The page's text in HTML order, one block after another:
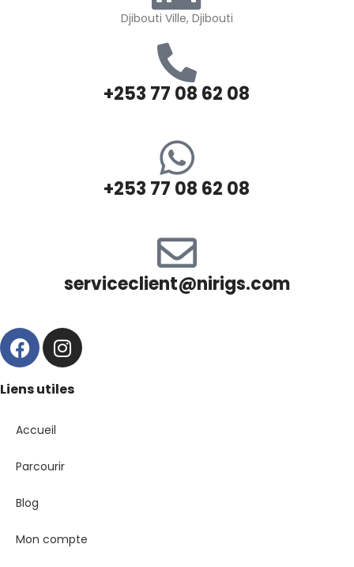
Djibouti Ville, Djibouti
+253 77 08 62 08
+253 77 08 62 08
serviceclient@nirigs.com
Liens utiles
Accueil
Parcourir
Blog
Mon compte